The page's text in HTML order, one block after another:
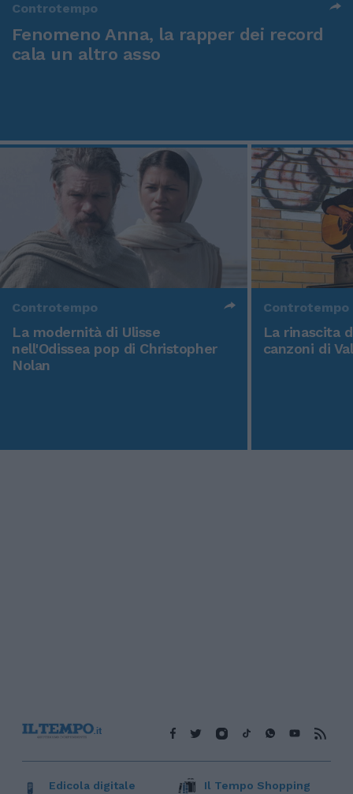
Controtempo
Fenomeno Anna, la rapper dei record
cala un altro asso
Controtempo
La modernità di Ulisse
nell'Odissea pop di Christopher
Nolan
Controtempo
La rinascita
canzoni di
Edicola digitale Il Tempo Shopping